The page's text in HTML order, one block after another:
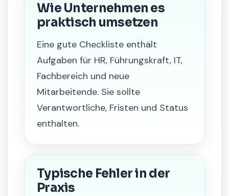
Wie Unternehmen es
praktisch umsetzen
Eine gute Checkliste enthält
Aufgaben für HR, Führungskraft, IT,
Fachbereich und neue
Mitarbeitende. Sie sollte
Verantwortliche, Fristen und Status
enthalten.
Typische Fehler in der
Praxis